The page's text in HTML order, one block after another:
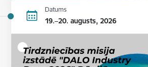
Datums
19.–20. augusts, 2026